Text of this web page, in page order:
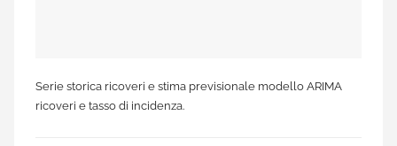
Serie storica ricoveri e stima previsionale modello ARIMA
ricoveri e tasso di incidenza.